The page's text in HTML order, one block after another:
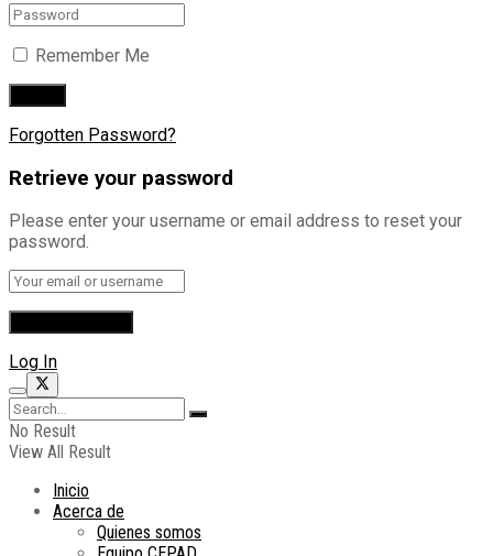
Remember Me
Forgotten Password?
Retrieve your password
Please enter your username or email address to reset your
password.
Log In
No Result
View All Result
Inicio
Acerca de
Quienes somos